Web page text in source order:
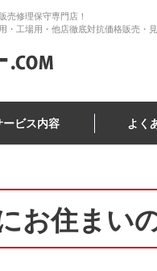
売修理保守専門店！
・工場用・他店徹底対抗価格販売・
ービス内容 よく
お住まい